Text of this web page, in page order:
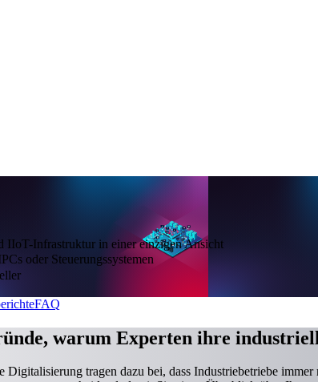
IIoT-Infrastruktur in einer einzigen Ansicht
oder Steuerungssystemen
FAQ
warum Experten ihre
tragen dazu bei, dass Industriebetriebe